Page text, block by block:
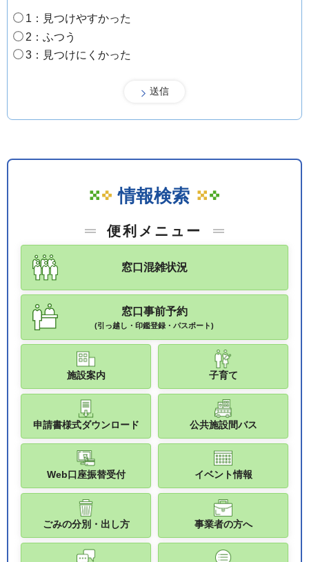
1：見つけやすかった
2：ふつう
3：見つけにくかった
情報検索
便利メニュー
窓口混雑状況
窓口事前予約
(引っ越し・印鑑登録・パスポート)
施設案内 子育て
申請書様式ダウンロード 公共施設間バス
Web口座振替受付 イベント情報
ごみの分別・出し方 事業者の方へ